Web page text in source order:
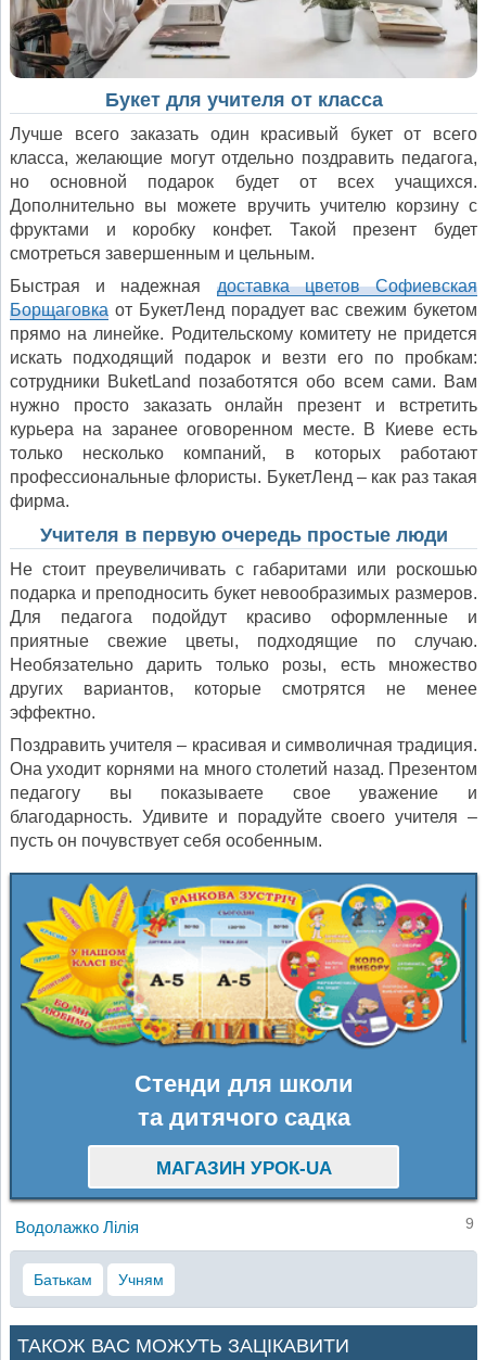
Букет для учителя от класса
Лучше всего заказать один красивый букет от всего
класса, желающие могут отдельно поздравить педагога,
но основной подарок будет от всех учащихся.
Дополнительно вы можете вручить учителю корзину с
фруктами и коробку конфет. Такой презент будет
смотреться завершенным и цельным.
Быстрая и надежная доставка цветов Софиевская
Борщаговка от БукетЛенд порадует вас свежим букетом
прямо на линейке. Родительскому комитету не придется
искать подходящий подарок и везти его по пробкам:
сотрудники BuketLand позаботятся обо всем сами. Вам
нужно просто заказать онлайн презент и встретить
курьера на заранее оговоренном месте. В Киеве есть
только несколько компаний, в которых работают
профессиональные флористы. БукетЛенд – как раз такая
фирма.
Учителя в первую очередь простые люди
Не стоит преувеличивать с габаритами или роскошью
подарка и преподносить букет невообразимых размеров.
Для педагога подойдут красиво оформленные и
приятные свежие цветы, подходящие по случаю.
Необязательно дарить только розы, есть множество
других вариантов, которые смотрятся не менее
эффектно.
Поздравить учителя – красивая и символичная традиция.
Она уходит корнями на много столетий назад. Презентом
педагогу вы показываете свое уважение и
благодарность. Удивите и порадуйте своего учителя –
пусть он почувствует себя особенным.
Стенди для школи
та дитячого садка
МАГАЗИН УРОК-UA
Водолажко Лілія 9
Батькам Учням
ТАКОЖ ВАС МОЖУТЬ ЗАЦІКАВИТИ